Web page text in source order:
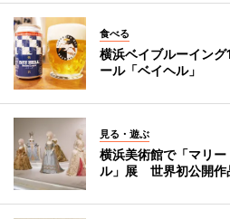
食べる
横浜ベイブルーイン
ール「ベイヘル」
見る・遊ぶ
横浜美術館で「マリ
ル」展 世界初公開作